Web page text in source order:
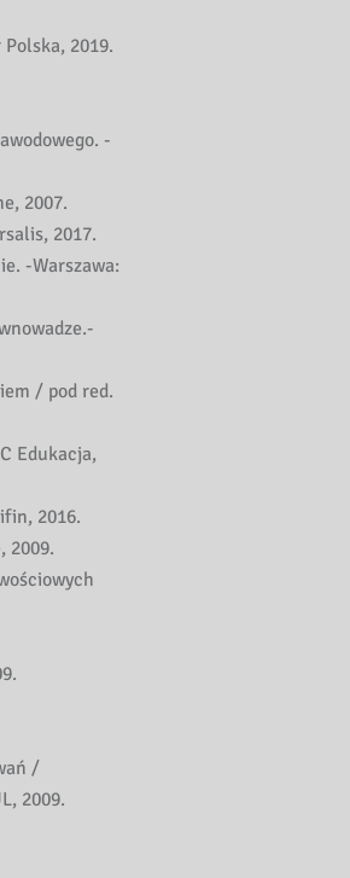
2019.
-
2007.
2017.
-Warszawa:
/ pod red.
Edukacja,
2016.
2009.
/
2009.